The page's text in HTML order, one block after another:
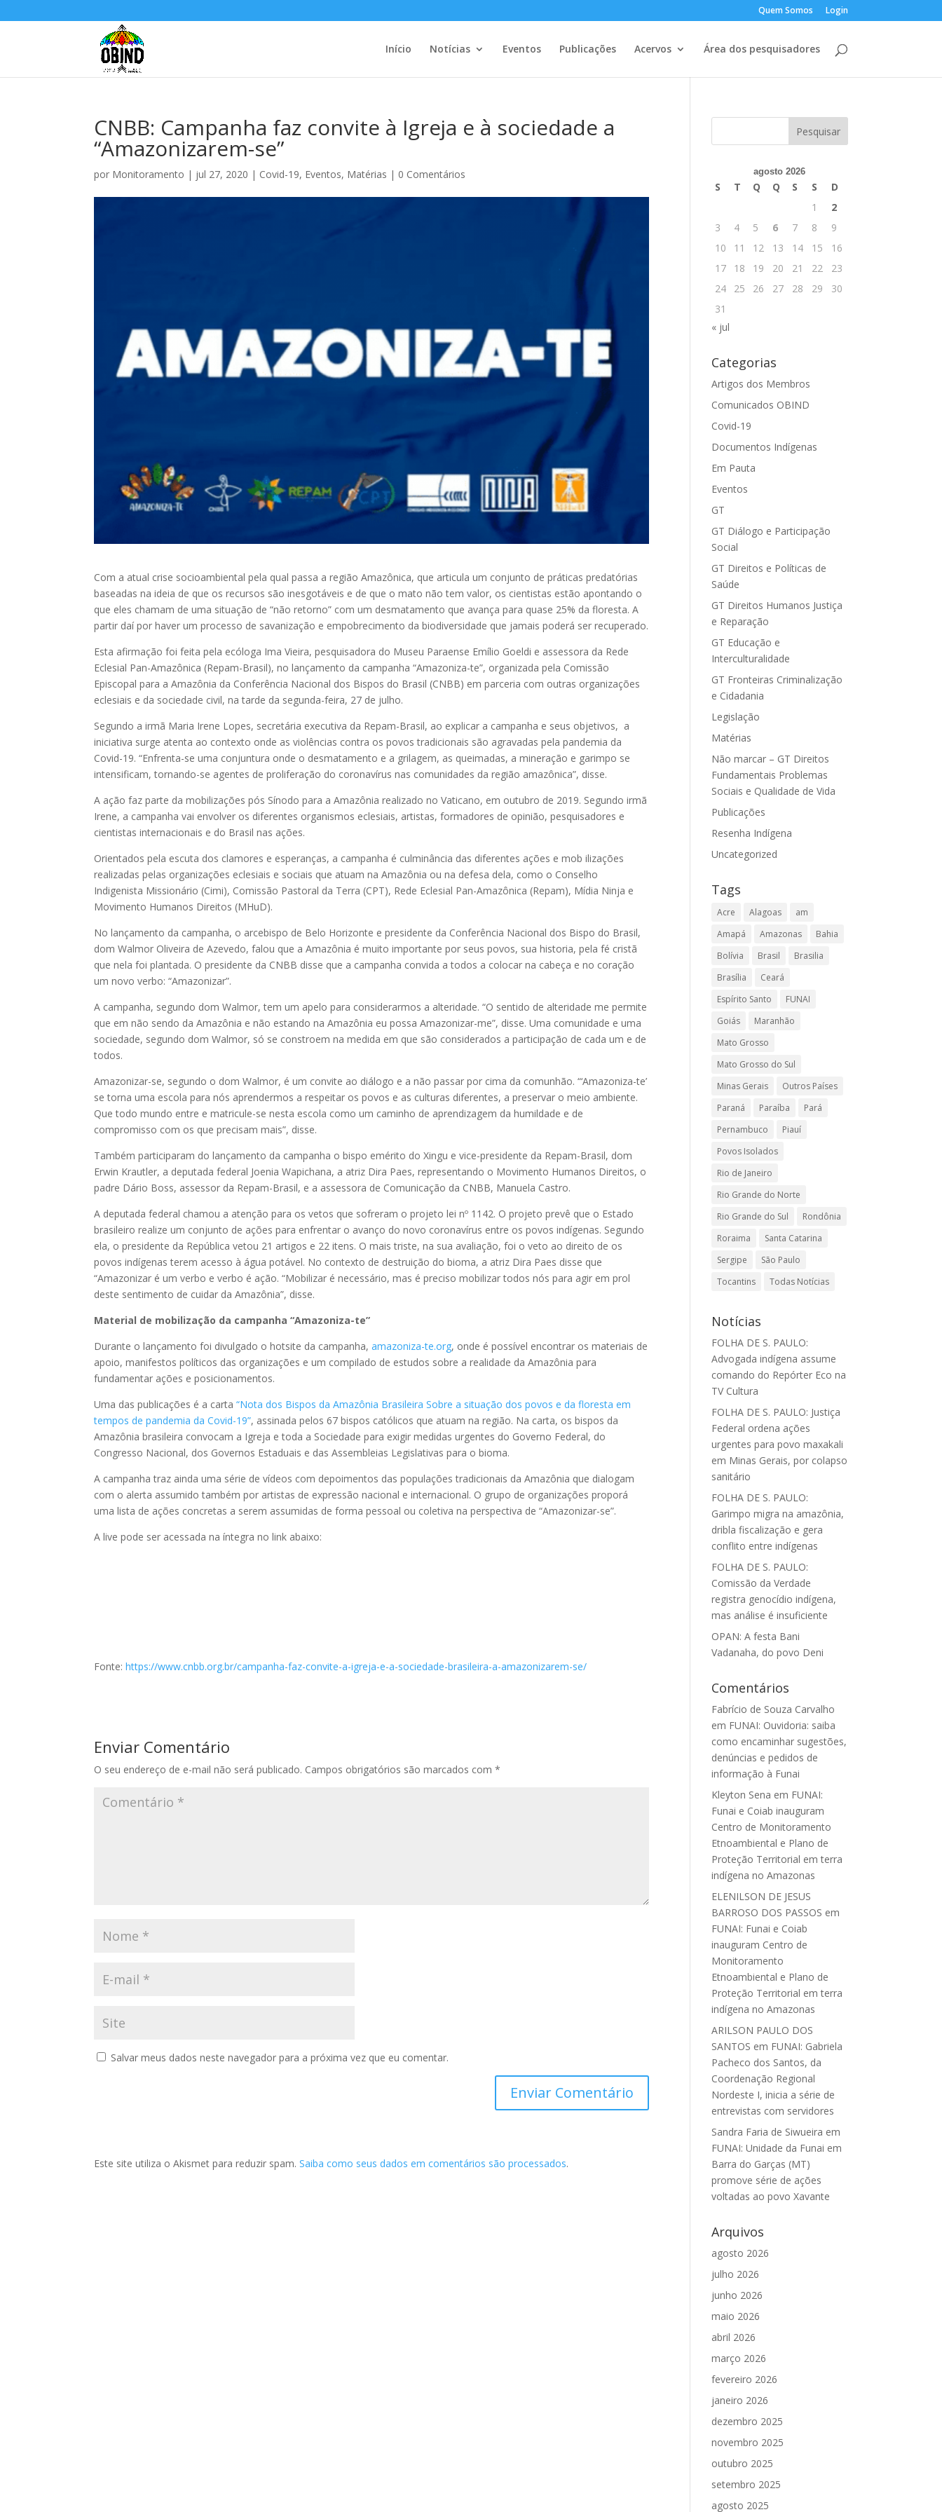
Quem Somos Login
Início Notícias Eventos Publicações Acervos Área dos pesquisadores
CNBB: Campanha faz convite à Igreja e à sociedade a
“Amazonizarem-se”
por Monitoramento | jul 27, 2020 | Covid-19, Eventos, Matérias | 0 Comentários
Com a atual crise socioambiental pela qual passa a região Amazônica, que articula um conjunto de práticas predatórias
baseadas na ideia de que os recursos são inesgotáveis e de que o mato não tem valor, os cientistas estão apontando o
que eles chamam de uma situação de “não retorno” com um desmatamento que avança para quase 25% da floresta. A
partir daí por haver um processo de savanização e empobrecimento da biodiversidade que jamais poderá ser recuperado.
Esta afirmação foi feita pela ecóloga Ima Vieira, pesquisadora do Museu Paraense Emílio Goeldi e assessora da Rede
Eclesial Pan-Amazônica (Repam-Brasil), no lançamento da campanha “Amazoniza-te”, organizada pela Comissão
Episcopal para a Amazônia da Conferência Nacional dos Bispos do Brasil (CNBB) em parceria com outras organizações
eclesiais e da sociedade civil, na tarde da segunda-feira, 27 de julho.
Segundo a irmã Maria Irene Lopes, secretária executiva da Repam-Brasil, ao explicar a campanha e seus objetivos, a
iniciativa surge atenta ao contexto onde as violências contra os povos tradicionais são agravadas pela pandemia da
Covid-19. “Enfrenta-se uma conjuntura onde o desmatamento e a grilagem, as queimadas, a mineração e garimpo se
intensificam, tornando-se agentes de proliferação do coronavírus nas comunidades da região amazônica”, disse.
A ação faz parte da mobilizações pós Sínodo para a Amazônia realizado no Vaticano, em outubro de 2019. Segundo irmã
Irene, a campanha vai envolver os diferentes organismos eclesiais, artistas, formadores de opinião, pesquisadores e
cientistas internacionais e do Brasil nas ações.
Orientados pela escuta dos clamores e esperanças, a campanha é culminância das diferentes ações e mob ilizações
realizadas pelas organizações eclesiais e sociais que atuam na Amazônia ou na defesa dela, como o Conselho
Indigenista Missionário (Cimi), Comissão Pastoral da Terra (CPT), Rede Eclesial Pan-Amazônica (Repam), Mídia Ninja e
Movimento Humanos Direitos (MHuD).
No lançamento da campanha, o arcebispo de Belo Horizonte e presidente da Conferência Nacional dos Bispo do Brasil,
dom Walmor Oliveira de Azevedo, falou que a Amazônia é muito importante por seus povos, sua historia, pela fé cristã
que nela foi plantada. O presidente da CNBB disse que a campanha convida a todos a colocar na cabeça e no coração
um novo verbo: “Amazonizar”.
A campanha, segundo dom Walmor, tem um apelo para considerarmos a alteridade. “O sentido de alteridade me permite
que em não sendo da Amazônia e não estando na Amazônia eu possa Amazonizar-me”, disse. Uma comunidade e uma
sociedade, segundo dom Walmor, só se constroem na medida em que são considerados a participação de cada um e de
todos.
Amazonizar-se, segundo o dom Walmor, é um convite ao diálogo e a não passar por cima da comunhão. “‘Amazoniza-te’
se torna uma escola para nós aprendermos a respeitar os povos e as culturas diferentes, a preservar o meio ambiente.
Que todo mundo entre e matricule-se nesta escola como um caminho de aprendizagem da humildade e de
compromisso com os que precisam mais”, disse.
Também participaram do lançamento da campanha o bispo emérito do Xingu e vice-presidente da Repam-Brasil, dom
Erwin Krautler, a deputada federal Joenia Wapichana, a atriz Dira Paes, representando o Movimento Humanos Direitos, o
padre Dário Boss, assessor da Repam-Brasil, e a assessora de Comunicação da CNBB, Manuela Castro.
A deputada federal chamou a atenção para os vetos que sofreram o projeto lei nº 1142. O projeto prevê que o Estado
brasileiro realize um conjunto de ações para enfrentar o avanço do novo coronavírus entre os povos indígenas. Segundo
ela, o presidente da República vetou 21 artigos e 22 itens. O mais triste, na sua avaliação, foi o veto ao direito de os
povos indígenas terem acesso à água potável. No contexto de destruição do bioma, a atriz Dira Paes disse que
“Amazonizar é um verbo e verbo é ação. “Mobilizar é necessário, mas é preciso mobilizar todos nós para agir em prol
deste sentimento de cuidar da Amazônia”, disse.
Material de mobilização da campanha “Amazoniza-te”
Durante o lançamento foi divulgado o hotsite da campanha,amazoniza-te.org, onde é possível encontrar os materiais de
apoio, manifestos políticos das organizações e um compilado de estudos sobre a realidade da Amazônia para
fundamentar ações e posicionamentos.
Uma das publicações é a carta“Nota dos Bispos da Amazônia Brasileira Sobre a situação dos povos e da floresta em
tempos de pandemia da Covid-19”, assinada pelos 67 bispos católicos que atuam na região. Na carta, os bispos da
Amazônia brasileira convocam a Igreja e toda a Sociedade para exigir medidas urgentes do Governo Federal, do
Congresso Nacional, dos Governos Estaduais e das Assembleias Legislativas para o bioma.
A campanha traz ainda uma série de vídeos com depoimentos das populações tradicionais da Amazônia que dialogam
com o alerta assumido também por artistas de expressão nacional e internacional. O grupo de organizações proporá
uma lista de ações concretas a serem assumidas de forma pessoal ou coletiva na perspectiva de “Amazonizar-se”.
A live pode ser acessada na íntegra no link abaixo:
Fonte:https://www.cnbb.org.br/campanha-faz-convite-a-igreja-e-a-sociedade-brasileira-a-amazonizarem-se/
Enviar Comentário
O seu endereço de e-mail não será publicado. Campos obrigatórios são marcados com*
Salvar meus dados neste navegador para a próxima vez que eu comentar.
Este site utiliza o Akismet para reduzir spam.Saiba como seus dados em comentários são processados.
agosto 2026
S T Q Q S S
D
1
2
3
4 5 6 7 8
9
10
11 12 13 14 15
16
17
18 19 20 21 22
23
24
25 26 27 28 29
30
31
« jul
Categorias
Artigos dos Membros
Comunicados OBIND
Covid-19
Documentos Indígenas
Em Pauta
Eventos
GT
GT Diálogo e Participação
Social
GT Direitos e Políticas de
Saúde
GT Direitos Humanos Justiça
e Reparação
GT Educação e
Interculturalidade
GT Fronteiras Criminalização
e Cidadania
Legislação
Matérias
Não marcar – GT Direitos
Fundamentais Problemas
Sociais e Qualidade de Vida
Publicações
Resenha Indígena
Uncategorized
Tags
Acre Alagoas
am
Amapá
Amazonas
Bahia
Bolívia
Brasil
Brasilia
Brasília
Ceará
Espírito Santo
FUNAI
Goiás
Maranhão
Mato Grosso
Mato Grosso do Sul
Minas Gerais
Outros Países
Paraná
Paraíba
Pará
Pernambuco
Piauí
Povos Isolados
Rio de Janeiro
Rio Grande do Norte
Rio Grande do Sul
Rondônia
Roraima
Santa Catarina
Sergipe
São Paulo
Tocantins
Todas Notícias
Notícias
FOLHA DE S. PAULO:
Advogada indígena assume
comando do Repórter Eco na
TV Cultura
FOLHA DE S. PAULO: Justiça
Federal ordena ações
urgentes para povo maxakali
em Minas Gerais, por colapso
sanitário
FOLHA DE S. PAULO:
Garimpo migra na amazônia,
dribla fiscalização e gera
conflito entre indígenas
FOLHA DE S. PAULO:
Comissão da Verdade
registra genocídio indígena,
mas análise é insuficiente
OPAN: A festa Bani
Vadanaha, do povo Deni
Comentários
Fabrício de Souza Carvalho
em FUNAI: Ouvidoria: saiba
como encaminhar sugestões,
denúncias e pedidos de
informação à Funai
Kleyton Sena em FUNAI:
Funai e Coiab inauguram
Centro de Monitoramento
Etnoambiental e Plano de
Proteção Territorial em terra
indígena no Amazonas
ELENILSON DE JESUS
BARROSO DOS PASSOS em
FUNAI: Funai e Coiab
inauguram Centro de
Monitoramento
Etnoambiental e Plano de
Proteção Territorial em terra
indígena no Amazonas
ARILSON PAULO DOS
SANTOS em FUNAI: Gabriela
Pacheco dos Santos, da
Coordenação Regional
Nordeste I, inicia a série de
entrevistas com servidores
Sandra Faria de Siwueira em
FUNAI: Unidade da Funai em
Barra do Garças (MT)
promove série de ações
voltadas ao povo Xavante
Arquivos
agosto 2026
julho 2026
junho 2026
maio 2026
abril 2026
março 2026
fevereiro 2026
janeiro 2026
dezembro 2025
novembro 2025
outubro 2025
setembro 2025
agosto 2025